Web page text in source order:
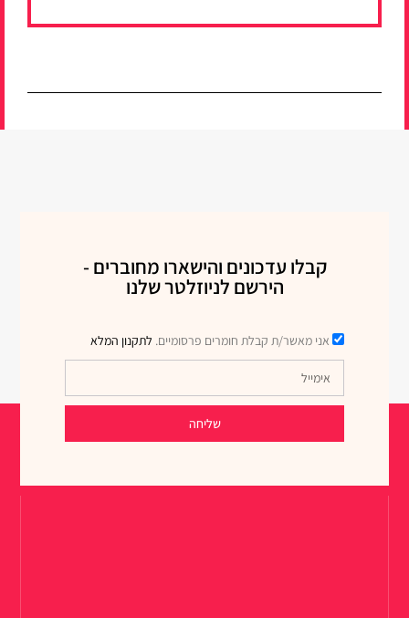
קבלו עדכונים והישארו מחוברים -
הירשם לניוזלטר שלנו
אני מאשר/ת קבלת חומרים פרסומיים. לתקנון המלא
שליחה